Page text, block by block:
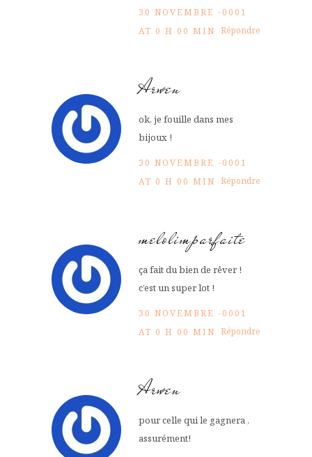
30 NOVEMBRE -0001
AT 0 H 00 MIN Répondre
Arwen
ok, je fouille dans mes
bijoux !
30 NOVEMBRE -0001
AT 0 H 00 MIN Répondre
melolimparfaite
ça fait du bien de rêver !
c’est un super lot !
30 NOVEMBRE -0001
AT 0 H 00 MIN Répondre
Arwen
pour celle qui le gagnera ,
assurément!